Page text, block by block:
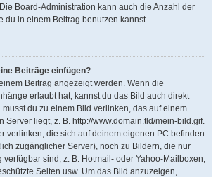
Board-Administration kann auch die Anzahl der
du in einem Beitrag benutzen kannst.
Beiträge einfügen?
Beitrag angezeigt werden. Wenn die
erlaubt hat, kannst du das Bild auch direkt
musst du zu einem Bild verlinken, das auf einem
Server liegt, z. B. http://www.domain.tld/mein-bild.gif.
verlinken, die sich auf deinem eigenen PC befinden
zugänglicher Server), noch zu Bildern, die nur
verfügbar sind, z. B. Hotmail- oder Yahoo-Mailboxen,
Seiten usw. Um das Bild anzuzeigen,